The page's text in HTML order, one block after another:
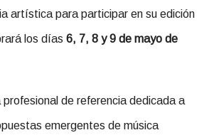
artística para participar en su edición
los días 6, 7, 8 y 9 de mayo de
profesional de referencia dedicada a
emergentes de música